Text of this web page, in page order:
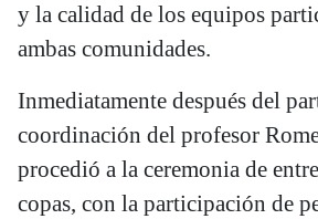
y la calidad de los equipos
ambas comunidades.
Inmediatamente después del
coordinación del profesor
procedió a la ceremonia de
copas, con la participación de